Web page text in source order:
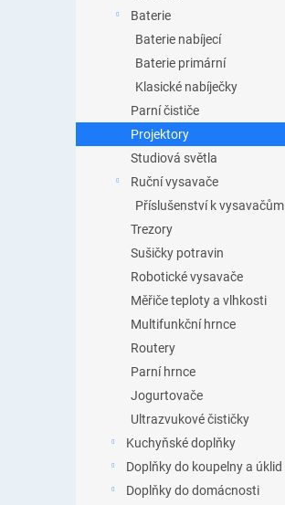
Baterie
Baterie nabíjecí
Baterie primární
Klasické nabíječky
Parní čističe
Projektory
Studiová světla
Ruční vysavače
Příslušenství k vysavačům
Trezory
Sušičky potravin
Robotické vysavače
Měřiče teploty a vlhkosti
Multifunkční hrnce
Routery
Parní hrnce
Jogurtovače
Ultrazvukové čističky
Kuchyňské doplňky
Doplňky do koupelny a úklid
Doplňky do domácnosti